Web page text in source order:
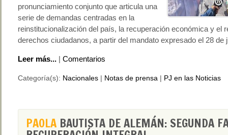
pronunciamiento conjunto que articula una
serie de demandas centradas en la
reinstitucionalización del país, la recuperación económica y el
derechos ciudadanos, a partir del mandato expresado el 28 de
Leer más... | Comentarios
Categoría(s): Nacionales | Notas de prensa | PJ en las Noticias
PAOLA BAUTISTA DE ALEMÁN: SEGUNDA